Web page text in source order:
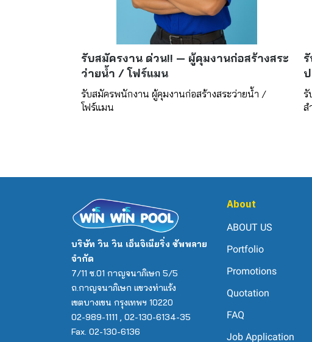
รับสมัครงาน ด่วน!! — ผู้คุมงานก่อสร้างสระ
ว่ายน้ำ / โฟร์แมน
รับสมัครพนักงาน ผู้คุมงานก่อสร้างสระว่ายน้ำ /
โฟร์แมน
รั
ส
บริษัท วิน วิน เอ็นจิเนียริ่ง ซัพพลาย
จำกัด
7/11 ซ.01 กาญจนาภิเษก 5/5
ถ.กาญจนาภิเษก แขวงท่าแร้ง
เขตบางเขน กรุงเทพฯ 10220
02-989-1111 , 02-130-6134-35
Fax. 02-130-6136
About
ABOUT US
Portfolio
Promotions
Quotation
FAQ
Job Application